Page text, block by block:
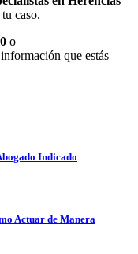
caso.
o
que estás
Indicado
Actuar de Manera